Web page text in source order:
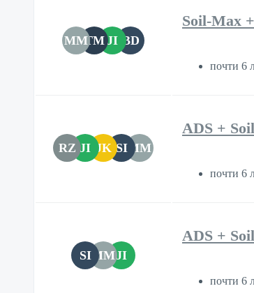
MMTMJI BD
Soil-Max
почти 6
RZ JI JK SI MM
ADS +
почти 6
SI MMJI
ADS +
почти 6